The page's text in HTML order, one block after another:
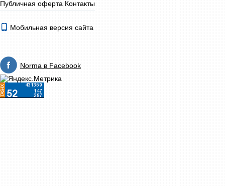
Публичная оферта Контакты
Мобильная версия сайта
Norma в Facebook